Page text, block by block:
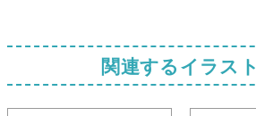
関連するイラスト